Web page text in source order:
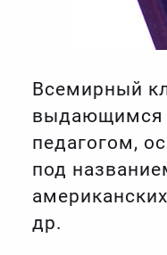
Всемирный
выдающимся
педагогом,
под
др.